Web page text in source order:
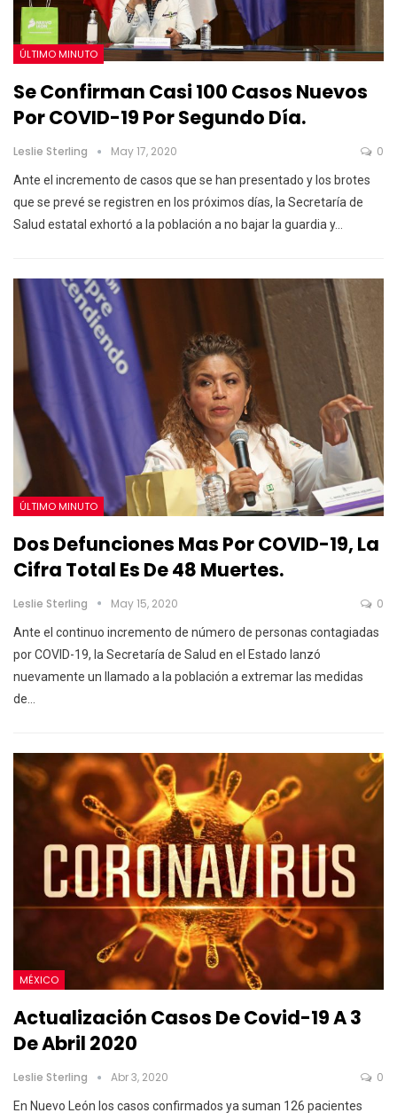
ÚLTIMO MINUTO
Se Confirman Casi 100 Casos Nuevos
Por COVID-19 Por Segundo Día.
Leslie Sterling May 17, 2020 0
Ante el incremento de casos que se han presentado y los brotes
que se prevé se registren en los próximos días, la Secretaría de
Salud estatal exhortó a la población a no bajar la guardia y…
ÚLTIMO MINUTO
Dos Defunciones Mas Por COVID-19, La
Cifra Total Es De 48 Muertes.
Leslie Sterling May 15, 2020 0
Ante el continuo incremento de número de personas contagiadas
por COVID-19, la Secretaría de Salud en el Estado lanzó
nuevamente un llamado a la población a extremar las medidas
de
MÉXICO
Actualización Casos De Covid-19 A 3
De Abril 2020
Leslie Sterling Abr 3, 2020 0
En Nuevo León los casos confirmados ya suman 126 pacientes